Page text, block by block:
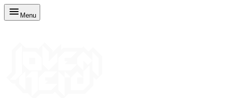
Menu